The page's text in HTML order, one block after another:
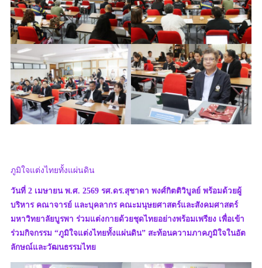
ภูมิใจแต่งไทยทั้งแผ่นดิน
วันที่ 2 เมษายน พ.ศ. 2569 รศ.ดร.สุชาดา พงศ์กิตติวิบูลย์ พร้อมด้วยผู้
บริหาร คณาจารย์ และบุคลากร คณะมนุษยศาสตร์และสังคมศาสตร์
มหาวิทยาลัยบูรพา ร่วมแต่งกายด้วยชุดไทยอย่างพร้อมเพรียง เพื่อเข้า
ร่วมกิจกรรม “ภูมิใจแต่งไทยทั้งแผ่นดิน” สะท้อนความภาคภูมิใจในอัต
ลักษณ์และวัฒนธรรมไทย